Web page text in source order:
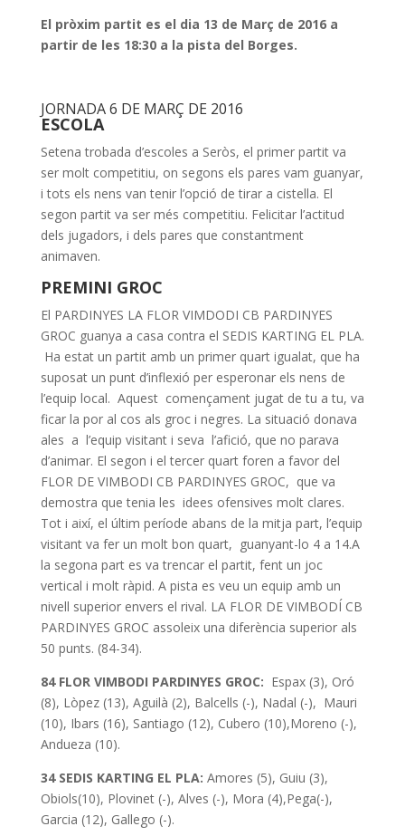
El pròxim partit es el dia 13 de Març de 2016 a
partir de les 18:30 a la pista del Borges.
JORNADA 6 DE MARÇ DE 2016
ESCOLA
Setena trobada d’escoles a Seròs, el primer partit va
ser molt competitiu, on segons els pares vam guanyar,
i tots els nens van tenir l’opció de tirar a cistella. El
segon partit va ser més competitiu. Felicitar l’actitud
dels jugadors, i dels pares que constantment
animaven.
PREMINI GROC
El PARDINYES LA FLOR VIMDODI CB PARDINYES
GROC guanya a casa contra el SEDIS KARTING EL PLA.
Ha estat un partit amb un primer quart igualat, que ha
suposat un punt d’inflexió per esperonar els nens de
l’equip local. Aquest començament jugat de tu a tu, va
ficar la por al cos als groc i negres. La situació donava
ales a l’equip visitant i seva l’afició, que no parava
d’animar. El segon i el tercer quart foren a favor del
FLOR DE VIMBODI CB PARDINYES GROC, que va
demostra que tenia les idees ofensives molt clares.
Tot i així, el últim període abans de la mitja part, l’equip
visitant va fer un molt bon quart, guanyant-lo 4 a 14.A
la segona part es va trencar el partit, fent un joc
vertical i molt ràpid. A pista es veu un equip amb un
nivell superior envers el rival. LA FLOR DE VIMBODÍ CB
PARDINYES GROC assoleix una diferència superior als
50 punts. (84-34).
84 FLOR VIMBODI PARDINYES GROC: Espax (3), Oró
(8), Lòpez (13), Aguilà (2), Balcells (-), Nadal (-), Mauri
(10), Ibars (16), Santiago (12), Cubero (10),Moreno (-),
Andueza (10).
34 SEDIS KARTING EL PLA: Amores (5), Guiu (3),
Obiols(10), Plovinet (-), Alves (-), Mora (4),Pega(-),
Garcia (12), Gallego (-).